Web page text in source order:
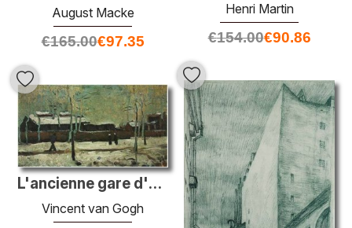
August Macke
€165.00€97.35
Henri Martin
€154.00€90.86
L'ancienne gare d'Eindhoven
Vincent van Gogh